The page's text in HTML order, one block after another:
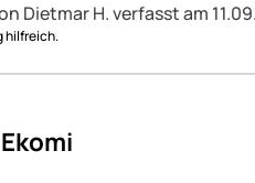
Dietmar H.verfasst am
hilfreich.